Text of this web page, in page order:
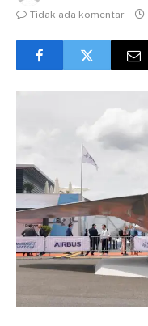
Tidak ada komentar